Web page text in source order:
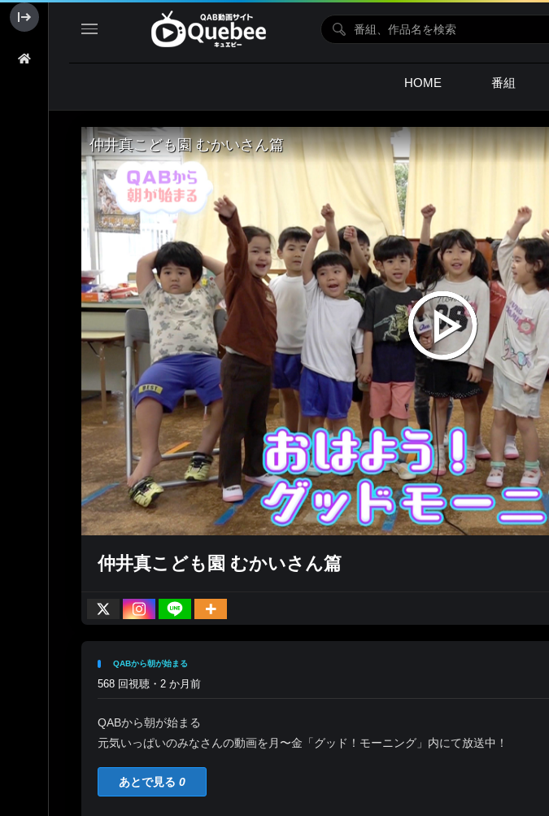
HOME 番組
仲井真こども園 むかいさん篇
仲井真こども園 むかいさん篇
QABから朝が始まる
568 回視聴・2 か月前
QABから朝が始まる
元気いっぱいのみなさんの動画を月〜金「グッド！モーニング」内にて放送中！
あとで見る 0